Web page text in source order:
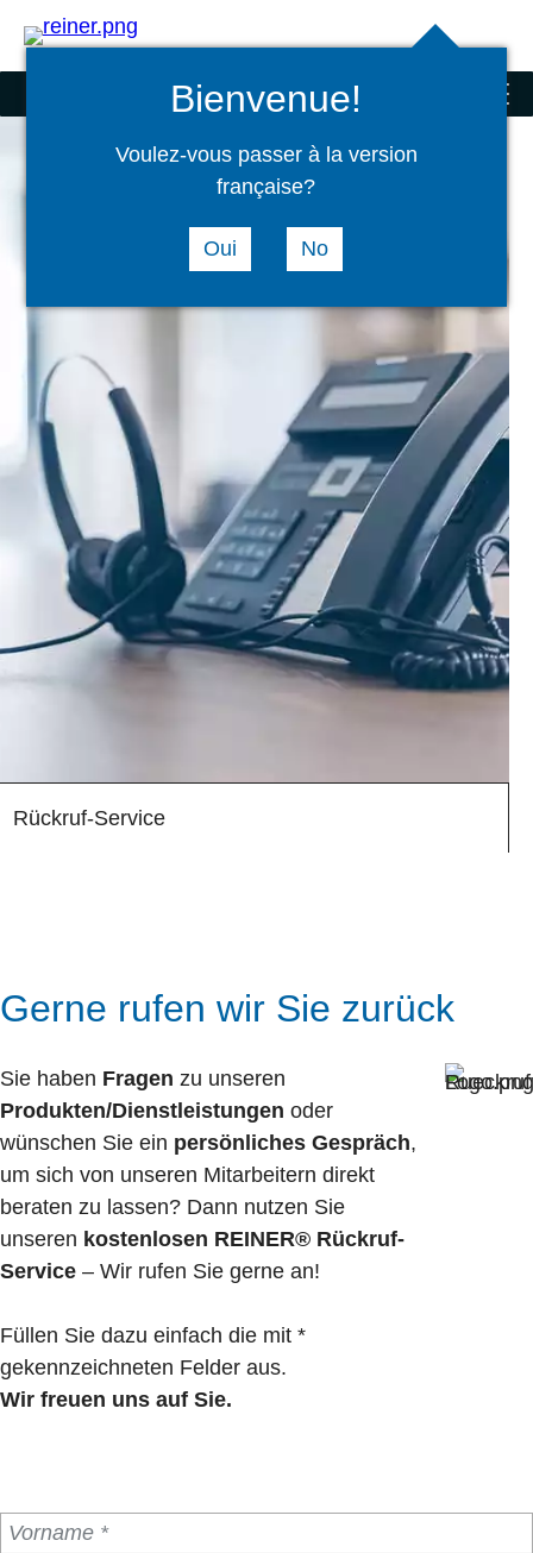
Suchenselect
language
menu
Scanner und Sonderprodukte
Rückruf-Service
Gerne rufen wir Sie zurück
Sie haben Fragen zu unseren
Produkten/Dienstleistungen oder
wünschen Sie ein persönliches Gespräch,
um sich von unseren Mitarbeitern direkt
beraten zu lassen? Dann nutzen Sie
unseren kostenlosen REINER® Rückruf-
Service – Wir rufen Sie gerne an!
Füllen Sie dazu einfach die mit *
gekennzeichneten Felder aus.
Wir freuen uns auf Sie.
Bienvenue!
Voulez-vous passer à la version
française?
Oui No